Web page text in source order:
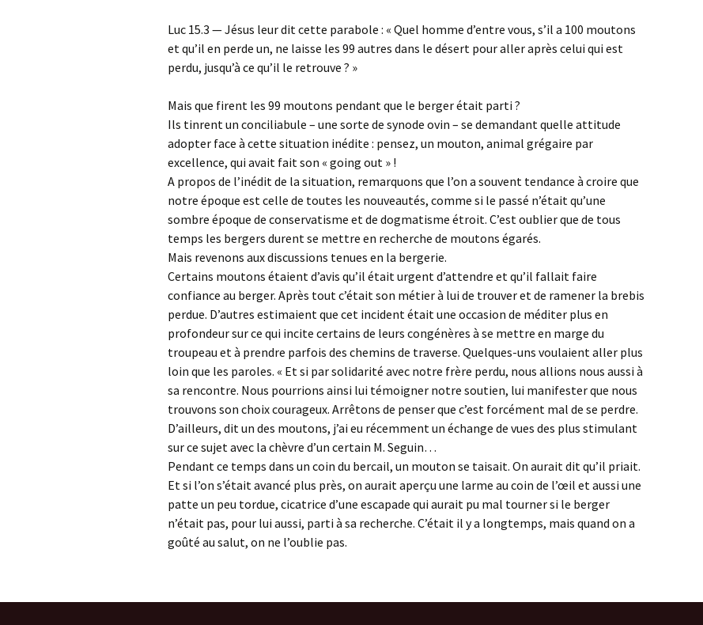
Luc 15.3 — Jésus leur dit cette parabole : « Quel homme d’entre vous, s’il a 100 moutons
et qu’il en perde un, ne laisse les 99 autres dans le désert pour aller après celui qui est
perdu, jusqu’à ce qu’il le retrouve ? »
Mais que firent les 99 moutons pendant que le berger était parti ?
Ils tinrent un conciliabule – une sorte de synode ovin – se demandant quelle attitude
adopter face à cette situation inédite : pensez, un mouton, animal grégaire par
excellence, qui avait fait son « going out » !
A propos de l’inédit de la situation, remarquons que l’on a souvent tendance à croire que
notre époque est celle de toutes les nouveautés, comme si le passé n’était qu’une
sombre époque de conservatisme et de dogmatisme étroit. C’est oublier que de tous
temps les bergers durent se mettre en recherche de moutons égarés.
Mais revenons aux discussions tenues en la bergerie.
Certains moutons étaient d’avis qu’il était urgent d’attendre et qu’il fallait faire
confiance au berger. Après tout c’était son métier à lui de trouver et de ramener la brebis
perdue. D’autres estimaient que cet incident était une occasion de méditer plus en
profondeur sur ce qui incite certains de leurs congénères à se mettre en marge du
troupeau et à prendre parfois des chemins de traverse. Quelques-uns voulaient aller plus
loin que les paroles. « Et si par solidarité avec notre frère perdu, nous allions nous aussi à
sa rencontre. Nous pourrions ainsi lui témoigner notre soutien, lui manifester que nous
trouvons son choix courageux. Arrêtons de penser que c’est forcément mal de se perdre.
D’ailleurs, dit un des moutons, j’ai eu récemment un échange de vues des plus stimulant
sur ce sujet avec la chèvre d’un certain M. Seguin…
Pendant ce temps dans un coin du bercail, un mouton se taisait. On aurait dit qu’il priait.
Et si l’on s’était avancé plus près, on aurait aperçu une larme au coin de l’œil et aussi une
patte un peu tordue, cicatrice d’une escapade qui aurait pu mal tourner si le berger
n’était pas, pour lui aussi, parti à sa recherche. C’était il y a longtemps, mais quand on a
goûté au salut, on ne l’oublie pas.